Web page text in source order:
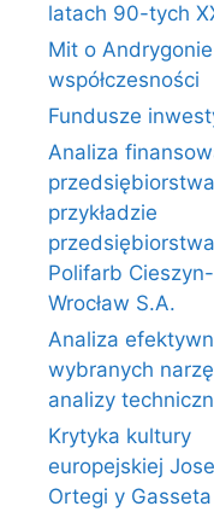
latach 90-tych
Mit o
współczesności
Fundusze
Analiza
przykładzie
przedsiębiorstwa
Polifarb Cieszyn-
Wrocław S.A.
Analiza
wybranych
analizy
Krytyka kultury
europejskiej Jose
Ortegi y Gasseta